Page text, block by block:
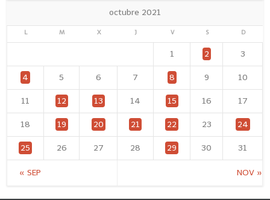
octubre 2021
L M X J V S D
« SEP NOV »
1 2 3
4 5 6 7 8 9 10
11 12 13 14 15 16 17
18 19 20 21 22 23 24
25 26 27 28 29 30 31